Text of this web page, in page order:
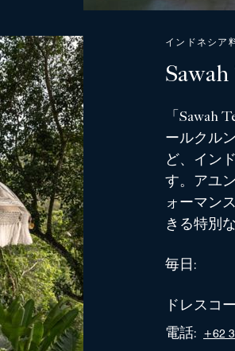
インドネシア
「Sawah
ールクル
ど、イン
す。アユ
ォーマン
きる特別
毎日:
ドレスコ
電話:
+62